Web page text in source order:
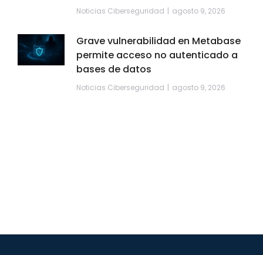
Noticias Ciberseguridad agosto 9, 2026
Grave vulnerabilidad en Metabase
permite acceso no autenticado a
bases de datos
Noticias Ciberseguridad agosto 9, 2026